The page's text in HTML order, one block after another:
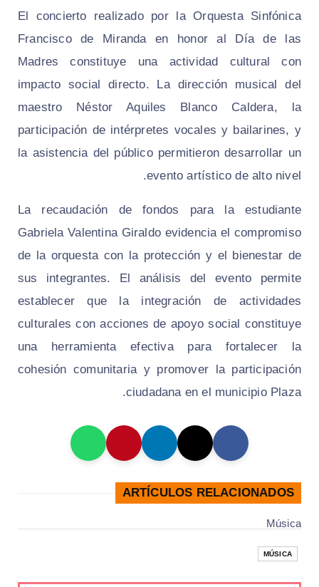
El concierto realizado por la Orquesta Sinfónica
Francisco de Miranda en honor al Día de las
Madres constituye una actividad cultural con
impacto social directo. La dirección musical del
maestro Néstor Aquiles Blanco Caldera, la
participación de intérpretes vocales y bailarines, y
la asistencia del público permitieron desarrollar un
evento artístico de alto nivel.
La recaudación de fondos para la estudiante
Gabriela Valentina Giraldo evidencia el compromiso
de la orquesta con la protección y el bienestar de
sus integrantes. El análisis del evento permite
establecer que la integración de actividades
culturales con acciones de apoyo social constituye
una herramienta efectiva para fortalecer la
cohesión comunitaria y promover la participación
ciudadana en el municipio Plaza.
ARTÍCULOS RELACIONADOS
Música
MÚSICA